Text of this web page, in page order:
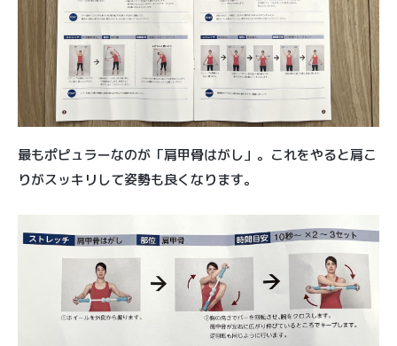
最もポピュラーなのが「肩甲骨はがし」。これをやると肩こ
りがスッキリして姿勢も良くなります。